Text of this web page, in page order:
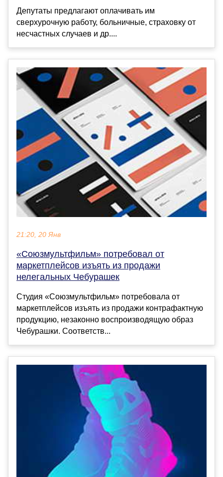
Депутаты предлагают оплачивать им
сверхурочную работу, больничные, страховку от
несчастных случаев и др....
21:20, 20 Янв
«Союзмультфильм» потребовал от
маркетплейсов изъять из продажи
нелегальных Чебурашек
Студия «Союзмультфильм» потребовала от
маркетплейсов изъять из продажи контрафактную
продукцию, незаконно воспроизводящую образ
Чебурашки. Соответств...